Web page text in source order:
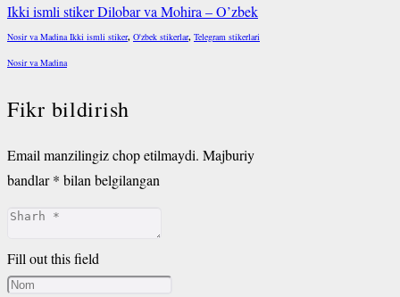
Ikki ismli stiker Dilobar va Mohira – O’zbek
Nosir va Madina Ikki ismli stiker, O'zbek stikerlar, Telegram stikerlari
Nosir va Madina
Fikr bildirish
Email manzilingiz chop etilmaydi. Majburiy
bandlar* bilan belgilangan
Fill out this field